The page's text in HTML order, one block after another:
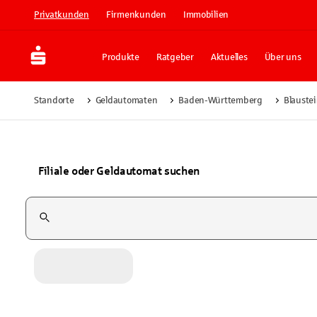
Privatkunden Firmenkunden Immobilien
Produkte Ratgeber Aktuelles Über uns
Standorte Geldautomaten Baden-Württemberg
Filiale oder Geldautomat suchen
Suchfeld